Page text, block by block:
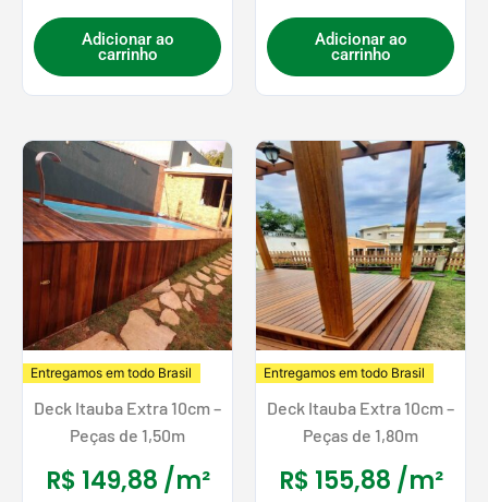
Adicionar ao
carrinho
Adicionar ao
carrinho
Entregamos em todo Brasil
Deck Itauba Extra 10cm –
Peças de 1,50m
R$ 149,88 /m²
Entregamos em todo Brasil
Deck Itauba Extra 10cm –
Peças de 1,80m
R$ 155,88 /m²